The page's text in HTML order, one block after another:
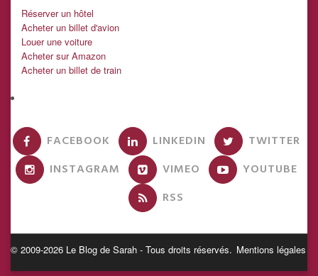
Réserver un hôtel
Acheter un billet d'avion
Louer une voiture
Acheter sur Amazon
Acheter un billet de train
FACEBOOK LINKEDIN
TWITTER
INSTAGRAM
VIMEO
YOUTUBE
RSS
© 2009-2026 Le Blog de Sarah - Tous droits réservés. Mentions légales